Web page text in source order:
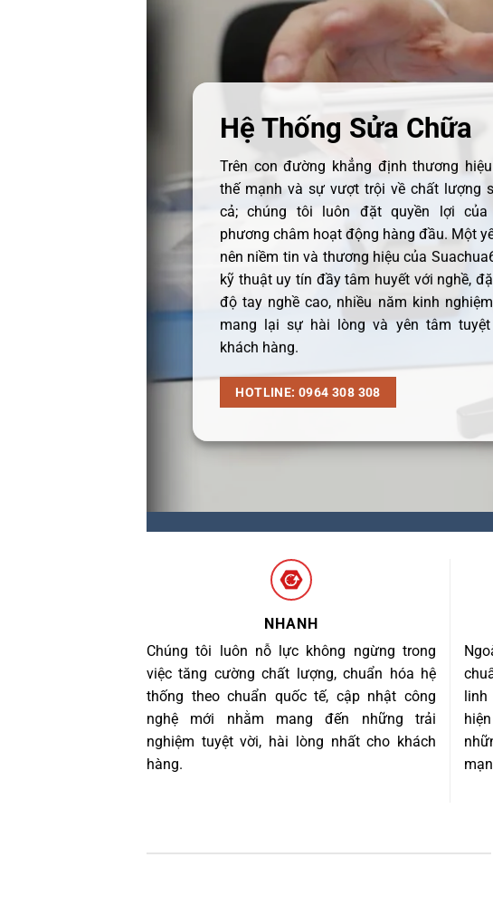
Hệ Thống Sửa Chữa
Trên con đường khẳng định thương
thế mạnh và sự vượt trội về chất lượng
cả; chúng tôi luôn đặt quyền lợi của
phương châm hoạt động hàng đầu. Một
nên niềm tin và thương hiệu của
kỹ thuật uy tín đầy tâm huyết với nghề,
độ tay nghề cao, nhiều năm kinh
mang lại sự hài lòng và yên tâm
khách hàng.
HOTLINE: 0964 308 308
NHANH
Chúng tôi luôn nỗ lực không ngừng trong
việc tăng cường chất lượng, chuẩn hóa hệ
thống theo chuẩn quốc tế, cập nhật công
nghệ mới nhằm mang đến những trải
nghiệm tuyệt vời, hài lòng nhất cho khách
hàng.
linh